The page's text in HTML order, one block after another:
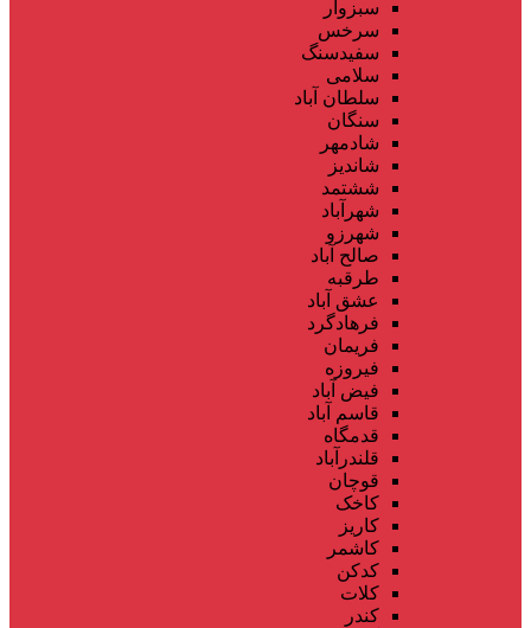
سبزوار
سرخس
سفیدسنگ
سلامی
سلطان آباد
سنگان
شادمهر
شاندیز
ششتمد
شهرآباد
شهرزو
صالح آباد
طرقبه
عشق آباد
فرهادگرد
فریمان
فیروزه
فیض آباد
قاسم آباد
قدمگاه
قلندرآباد
قوچان
کاخک
کاریز
کاشمر
کدکن
کلات
کندر